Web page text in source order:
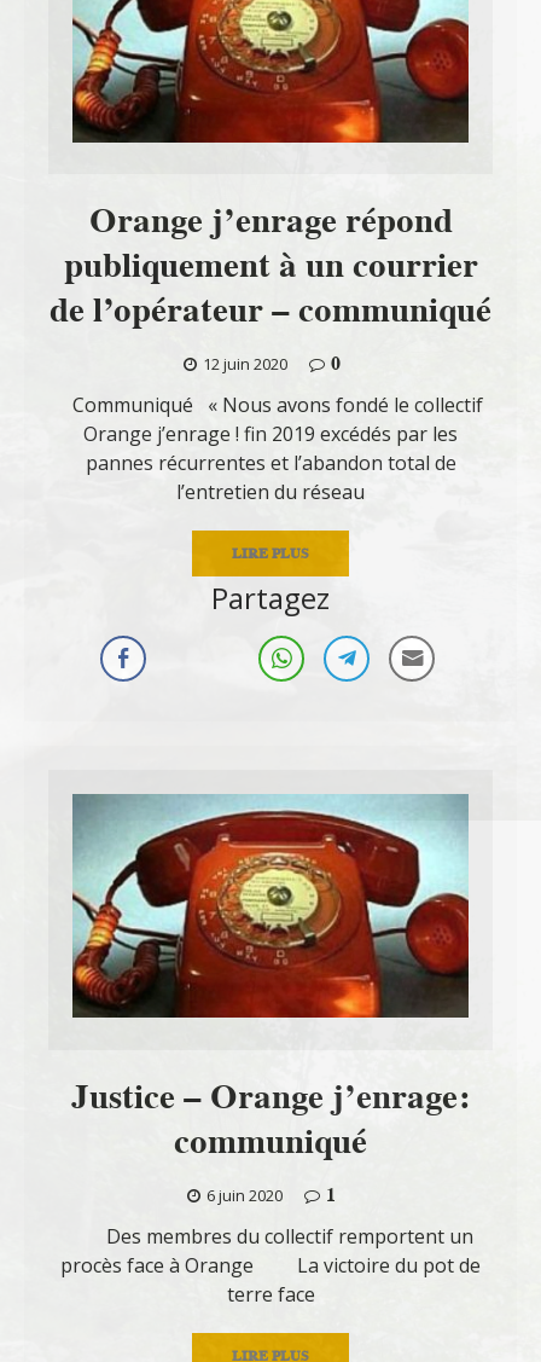
Orange j’enrage répond
publiquement à un courrier
de l’opérateur – communiqué
12 juin 2020
0
Communiqué « Nous avons fondé le collectif
Orange j’enrage ! fin 2019 excédés par les
pannes récurrentes et l’abandon total de
l’entretien du réseau
LIRE PLUS
Partagez
Justice – Orange j’enrage:
communiqué
6 juin 2020
1
Des membres du collectif remportent un
procès face à Orange La victoire du pot de
terre face
LIRE PLUS